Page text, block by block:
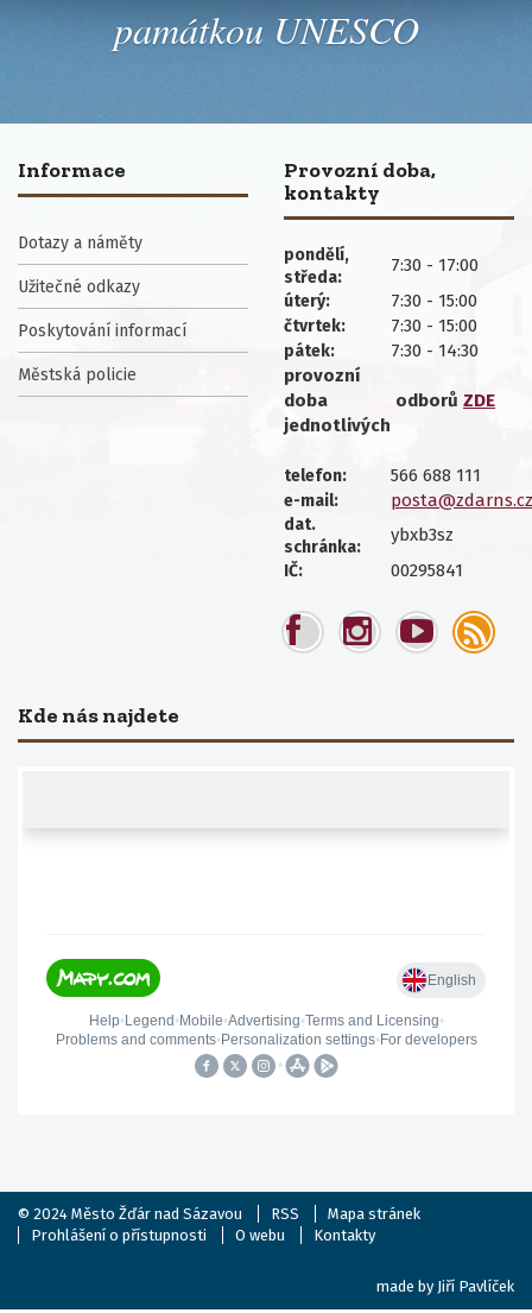
památkou UNESCO
Informace
Dotazy a náměty
Užitečné odkazy
Poskytování informací
Městská policie
Provozní doba,
kontakty
pondělí,
středa:
7:30 - 17:00
úterý: 7:30 - 15:00
čtvrtek: 7:30 - 15:00
pátek:
7:30 - 14:30
provozní
doba
jednotlivých
odborů ZDE
telefon: 566 688 111
e-mail: posta@zdarns.cz
dat.
schránka:
ybxb3sz
IČ: 00295841
Kde nás najdete
© 2024 Město Žďár nad Sázavou RSS
Mapa stránek
Prohlášení o přístupnosti
O webu Kontakty
made by Jiří Pavlíček